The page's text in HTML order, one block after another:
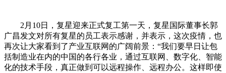
2月10日，复星迎来正式复工第一天，复星国际董事长郭
广昌发文对所有复星的员工表示感谢，并表示，这次疫情，也
再次让大家看到了产业互联网的广阔前景：“我们要早日让包
括制造业在内的中国的各行各业，通过互联网、数字化、智能
化的技术手段，真正做到可以远程操作、远程办公。这样即使